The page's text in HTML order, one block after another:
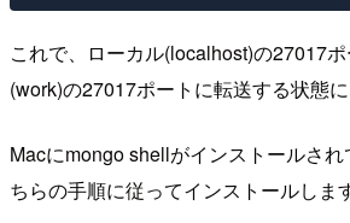
これで、ローカル(localhost)の27017
(work)の27017ポートに転送する状態に
Macにmongo shellがインストールさ
ちらの手順に従ってインストールします